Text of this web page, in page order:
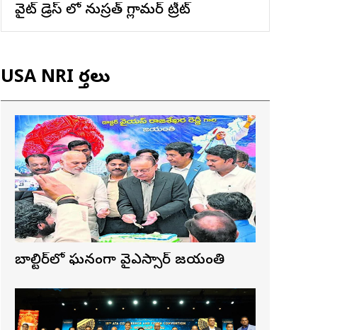
వైట్ డ్రెస్ లో నుస్ర‌త్ గ్లామ‌ర్ ట్రీట్
USA NRI వార్తలు
బాల్టిమోర్‌లో ఘనంగా వైఎస్సార్‌ జయంతి